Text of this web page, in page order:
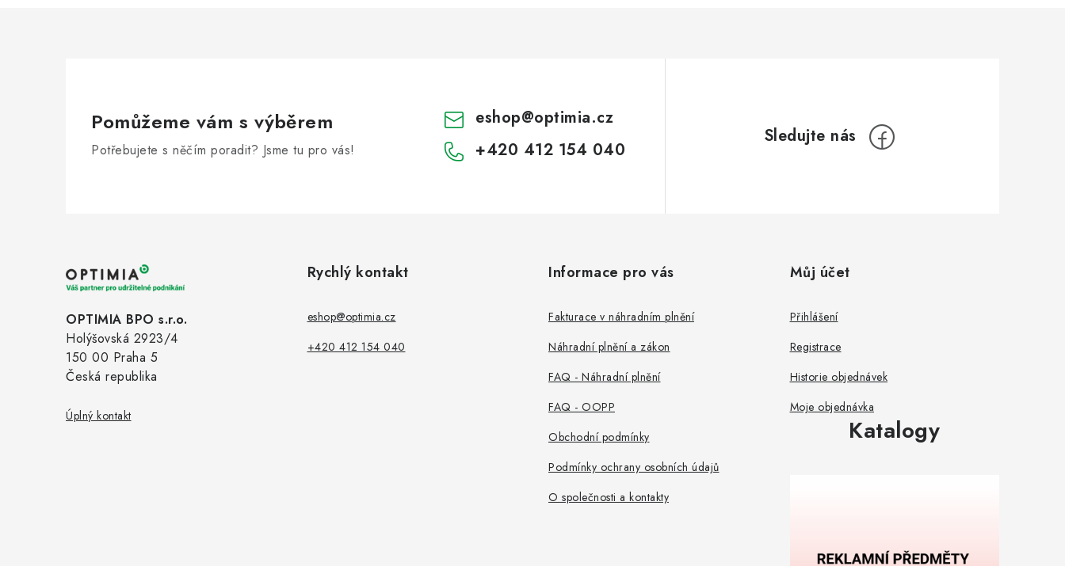
Pomůžeme vám s výběrem
Potřebujete s něčím poradit? Jsme tu pro vás!
eshop@optimia.cz
+420 412 154 040
OPTIMIA BPO s.r.o.
Holýšovská 2923/4
150 00 Praha 5
Česká republika
Úplný kontakt
Rychlý kontakt
eshop@optimia.cz
+420 412 154 040
Informace pro vás
Fakturace v náhradním plnění
Náhradní plnění a zákon
FAQ - Náhradní plnění
FAQ - OOPP
Obchodní podmínky
Podmínky ochrany osobních údajů
O společnosti a kontakty
Můj účet
Přihlášení
Registrace
Historie objednávek
Moje objednávka
Katalogy